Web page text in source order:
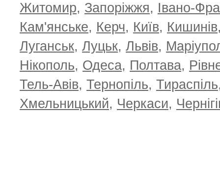
Житомир, Запоріжжя, Івано-
Кам'янське, Керч, Київ, Кишинів
Луганськ, Луцьк, Львів,
Нікополь, Одеса, Полтава,
Тель-Авів, Тернопіль, Тираспіль
Хмельницький, Черкаси,